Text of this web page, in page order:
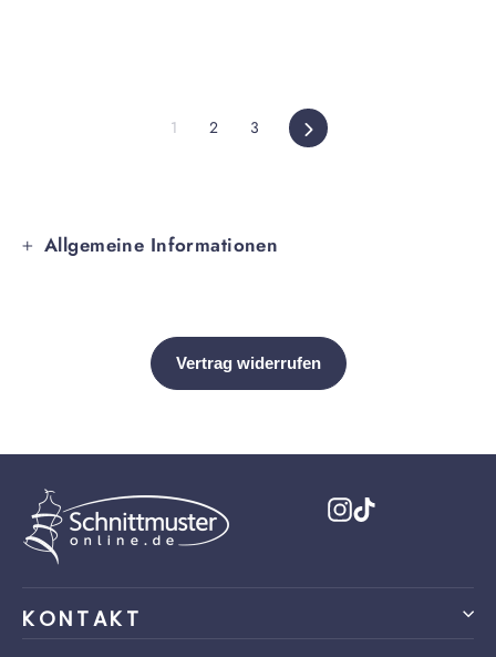
1 2 3 Vorwärts
Allgemeine Informationen
Instagram
KONTAKT